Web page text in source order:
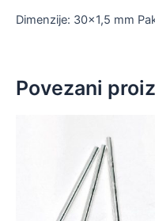
Dimenzije: 30×1,5 mm
Povezani